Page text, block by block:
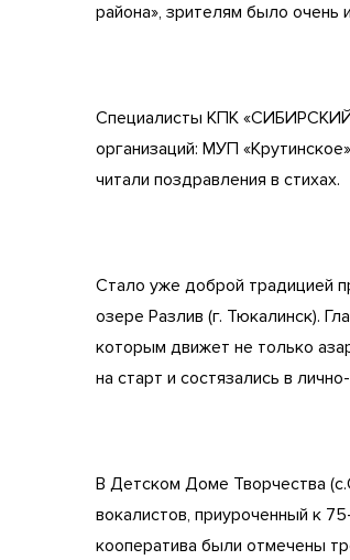
района», зрителям было очень
Специалисты КПК «СИБИРСКИЙ
организаций: МУП
читали поздравления в стихах.
Стало уже доброй традицией
озере Разлив (г. Тюкалинск).
которым движет не только
на старт и состязались в
В Детском Доме Творчества
вокалистов, приуроченный к
кооператива были отмечены